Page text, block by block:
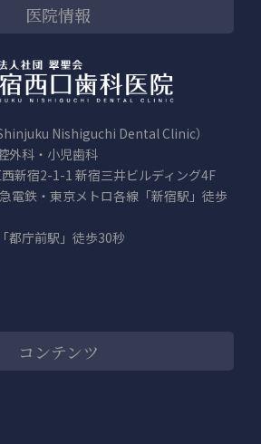
医院情報
Nishiguchi Dental Clinic）
外科・小児歯科
新宿2-1-1 新宿三井ビルディング4F
電鉄・東京メトロ各線「新宿駅」徒歩
都庁前駅」徒歩30秒
コンテンツ